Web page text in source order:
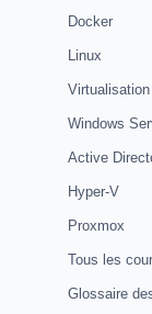
Docker
Linux
Virtualisation
Windows
Active
Hyper-V
Proxmox
Tous les
Glossaire